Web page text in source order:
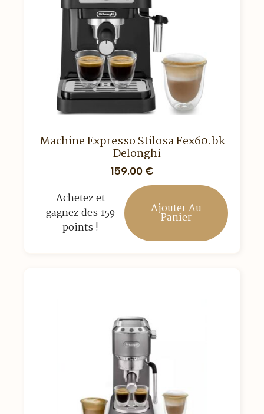
Machine Expresso Stilosa Fex60.bk
– Delonghi
159.00 €
Achetez et
gagnez des 159
points !
Ajouter Au
Panier